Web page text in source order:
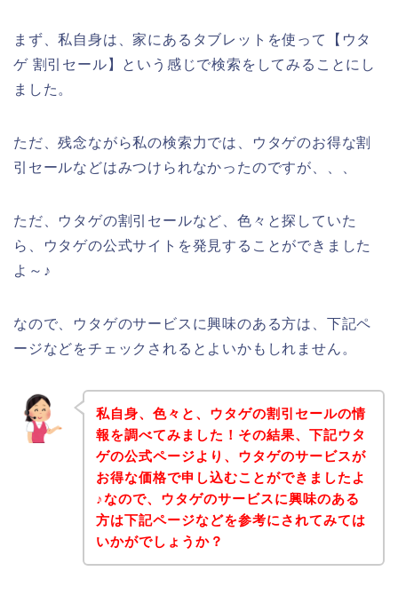
まず、私自身は、家にあるタブレットを使って【ウタ
ゲ 割引セール】という感じで検索をしてみることにし
ました。
ただ、残念ながら私の検索力では、ウタゲのお得な割
引セールなどはみつけられなかったのですが、、、
ただ、ウタゲの割引セールなど、色々と探していた
ら、ウタゲの公式サイトを発見することができました
よ～♪
なので、ウタゲのサービスに興味のある方は、下記ペ
ージなどをチェックされるとよいかもしれません。
私自身、色々と、ウタゲの割引セールの情
報を調べてみました！その結果、下記ウタ
ゲの公式ページより、ウタゲのサービスが
お得な価格で申し込むことができましたよ
♪なので、ウタゲのサービスに興味のある
方は下記ページなどを参考にされてみては
いかがでしょうか？